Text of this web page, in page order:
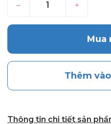
– +
Mua
Thêm
Thông tin chi tiết sản